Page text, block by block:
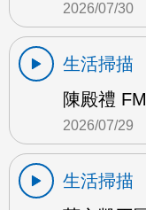
2026/07/30
生活掃描
陳殿禮
2026/07/29
生活掃描